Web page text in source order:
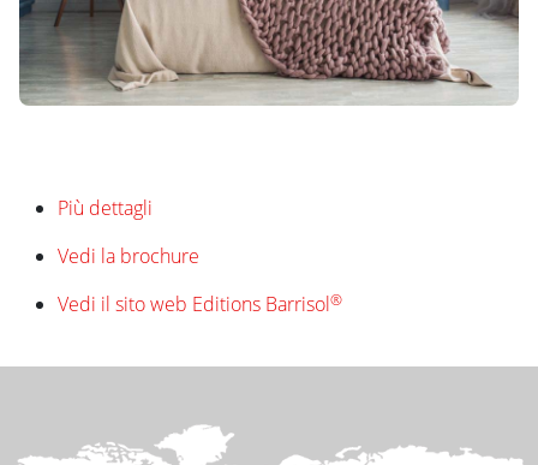
Più dettagli
Vedi la brochure
Vedi il sito web Editions Barrisol®